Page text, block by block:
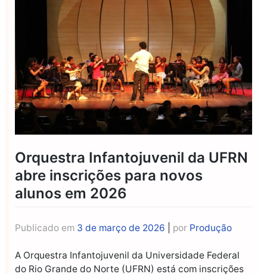
Orquestra Infantojuvenil da UFRN
abre inscrições para novos
alunos em 2026
Publicado em 3 de março de 2026 por Produção
A Orquestra Infantojuvenil da Universidade Federal
do Rio Grande do Norte (UFRN) está com inscrições